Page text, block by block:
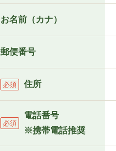
お名前（カナ）
郵便番号
住所
必須
電話番号
※携帯電話推奨
必須